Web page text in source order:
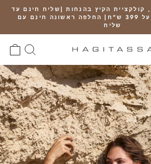
Pause
slideshow
קולקציית הקיץ בהנחות |שליח חינם עד
הבית, ברכישה מעל 399 ש"ח| החלפה ראשונה חינם עם
שליח
חיפוש